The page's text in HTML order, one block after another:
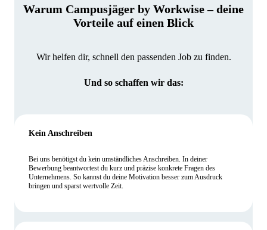
Warum Campusjäger by Workwise – deine
Vorteile auf einen Blick
Wir helfen dir, schnell den passenden Job zu finden.
Und so schaffen wir das:
Kein Anschreiben
Bei uns benötigst du kein umständliches Anschreiben. In deiner
Bewerbung beantwortest du kurz und präzise konkrete Fragen des
Unternehmens. So kannst du deine Motivation besser zum Ausdruck
bringen und sparst wertvolle Zeit.